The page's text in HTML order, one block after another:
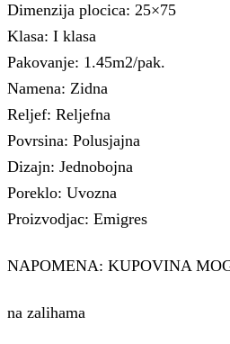
Dimenzija plocica: 25×75
Klasa: I klasa
Pakovanje: 1.45m2/pak.
Namena: Zidna
Reljef: Reljefna
Povrsina: Polusjajna
Dizajn: Jednobojna
Poreklo: Uvozna
Proizvodjac: Emigres
NAPOMENA: KUPOVINA
na zalihama